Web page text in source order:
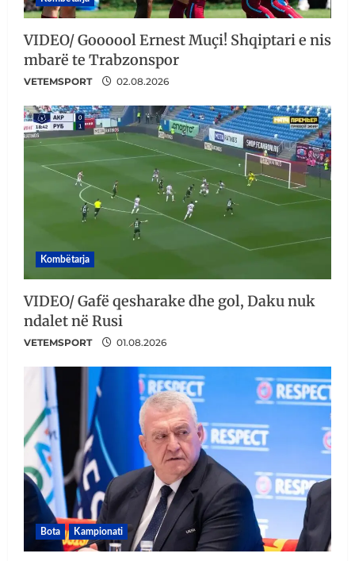
VIDEO/ Goooool Ernest Muçi! Shqiptari e nis
mbarë te Trabzonspor
VETEMSPORT 02.08.2026
Kombëtarja
VIDEO/ Gafë qesharake dhe gol, Daku nuk
ndalet në Rusi
VETEMSPORT 01.08.2026
Bota Kampionati